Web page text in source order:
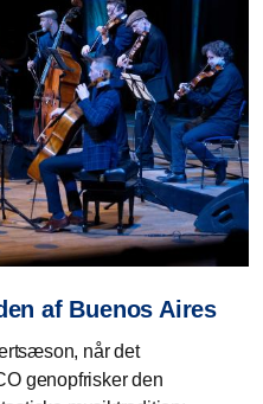
af Buenos Aires
når det
genopfrisker den